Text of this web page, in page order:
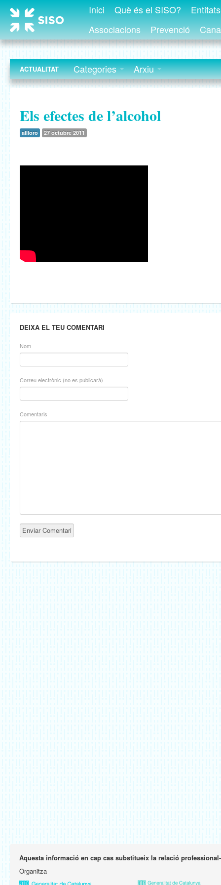
Inici Què és el SISO?
Associacions
Prevenció
ACTUALITAT Categories Arxiu
Els efectes de l’alcohol
allloro 27 octubre 2011
DEIXA EL TEU COMENTARI
Nom
Correu electrònic (no es publicarà)
Comentaris
Aquesta informació en cap cas substitueix la relació
Organitza